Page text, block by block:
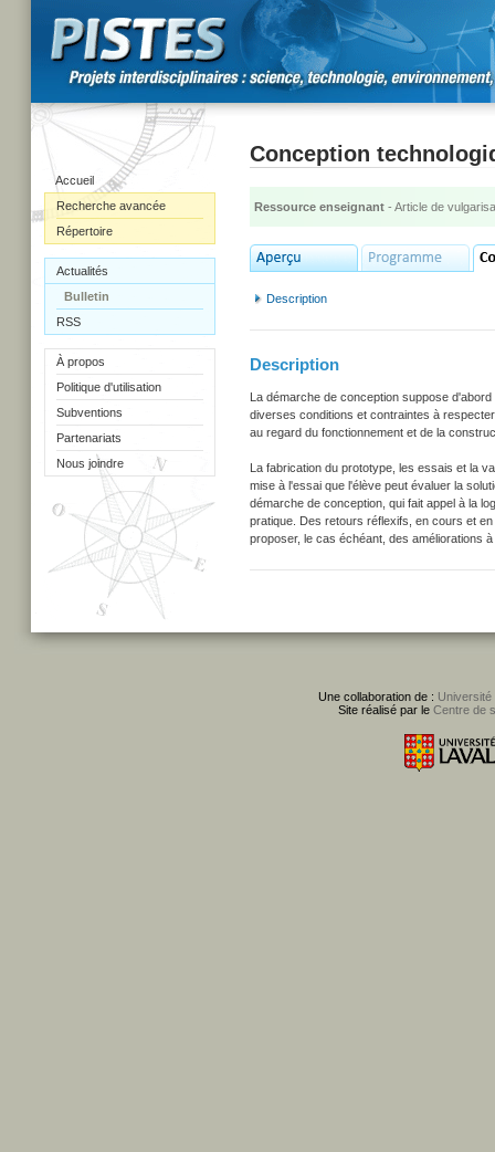
Accueil
Recherche avancée
Répertoire
Actualités
Bulletin
RSS
À propos
Politique d'utilisation
Subventions
Partenariats
Nous joindre
Conception
Ressource enseignant - Article de
Description
Description
La démarche de conception suppose
diverses conditions et contraintes à
au regard du fonctionnement et de la
La fabrication du prototype, les essais et la
mise à l'essai que l'élève peut évaluer la
démarche de conception, qui fait appel à la
pratique. Des retours réflexifs, en cours et
proposer, le cas échéant, des améliorations
Une collaboration de : Université
Site réalisé par le Centre de